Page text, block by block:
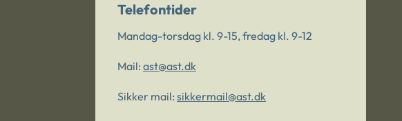
Telefontider
Mandag-torsdag kl. 9-15, fredag kl. 9-12
Mail: ast@ast.dk
Sikker mail: sikkermail@ast.dk